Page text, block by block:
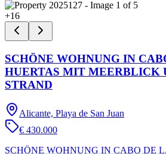
+16
SCHÖNE WOHNUNG IN
HUERTAS MIT MEERBLICK
STRAND
Alicante, Playa de San Juan
€ 430.000
SCHÖNE WOHNUNG IN CABO DE